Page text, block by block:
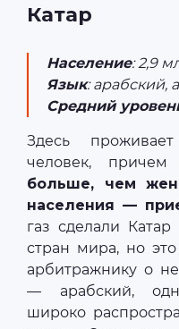
Катар
Население: 2,9
Язык: арабский,
Средний
Здесь
человек, причем
больше, чем
населения —
газ сделали
стран мира, но
арбитражнику о
— арабский,
широко